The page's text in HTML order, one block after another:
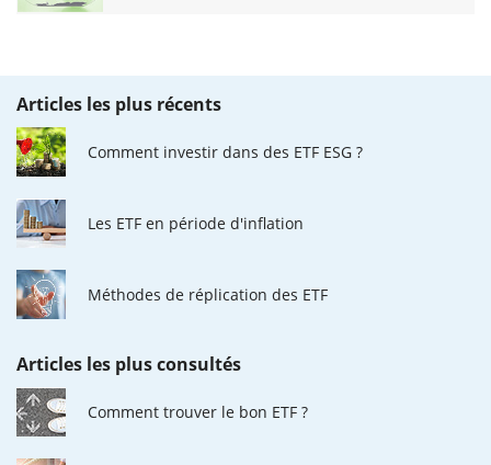
Articles les plus récents
Comment investir dans des ETF ESG ?
Les ETF en période d'inflation
Méthodes de réplication des ETF
Articles les plus consultés
Comment trouver le bon ETF ?